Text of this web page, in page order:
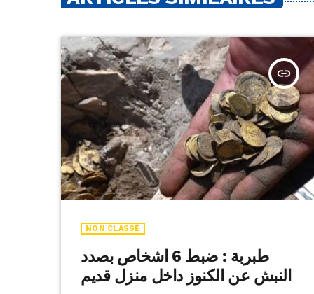
insert_link
NON CLASSÉ
طبربة : ضبط 6 اشخاص بصدد
النبش عن الكنوز داخل منزل قديم